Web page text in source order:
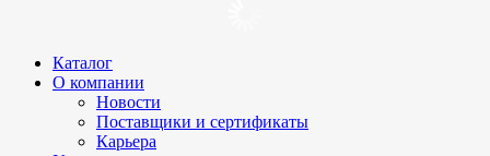
Каталог
О компании
Новости
Поставщики и сертификаты
Карьера